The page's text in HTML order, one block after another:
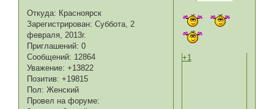
Откуда: Красноярск
Зарегистрирован: Суббота, 2
февраля, 2013г.
Приглашений: 0
Сообщений: 12864
Уважение: +13822
Позитив: +19815
Пол: Женский
Провел на форуме:
+1